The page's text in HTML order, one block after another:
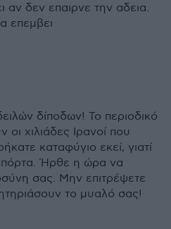
αν δεν επαιρνε την αδεια.
επεμβει
δίποδων! Το περιοδικό
χιλιάδες Ιρανοί που
καταφύγιο εκεί, γιατί
πόρτα. Ήρθε η ώρα να
σας. Μην επιτρέψετε
το μυαλό σας!